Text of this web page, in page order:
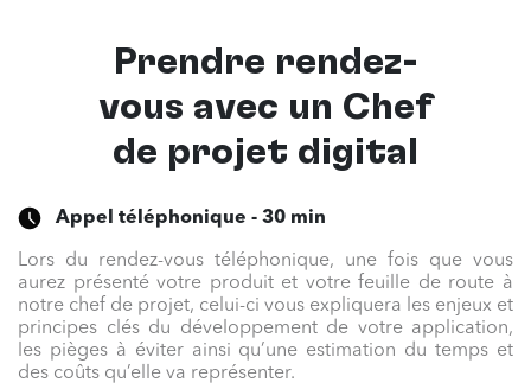
Prendre rendez-
vous avec un Chef
de projet digital
Appel téléphonique - 30 min
Lors du rendez-vous téléphonique, une fois que vous
aurez présenté votre produit et votre feuille de route à
notre chef de projet, celui-ci vous expliquera les enjeux et
principes clés du développement de votre application,
les pièges à éviter ainsi qu’une estimation du temps et
des coûts qu’elle va représenter.